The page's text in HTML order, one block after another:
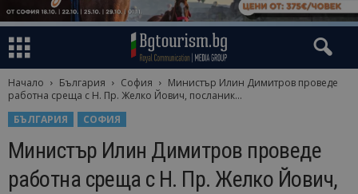
Начало България София
Министър Илин Димитров проведе
работна среща с Н. Пр. Желко Йович, посланик...
БЪЛГАРИЯ
СОФИЯ
Министър Илин Димитров проведе
работна среща с Н. Пр. Желко Йович,